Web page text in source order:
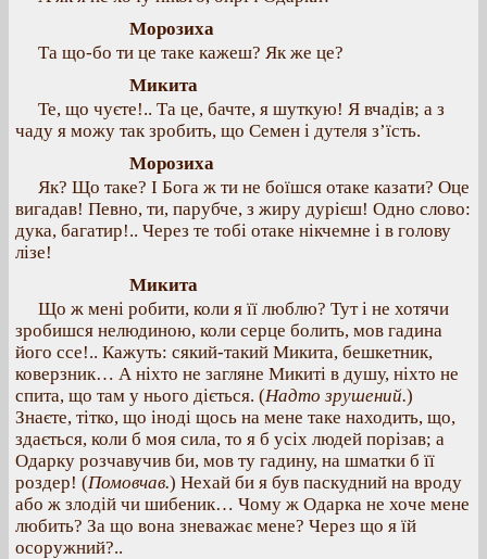
Морозиха
Та що-бо ти це таке кажеш? Як же це?
Микита
Те, що чуєте!.. Та це, бачте, я шуткую! Я вчадів; а з
чаду я можу так зробить, що Семен і дутеля з’їсть.
Морозиха
Як? Що таке? І Бога ж ти не боїшся отаке казати? Оце
вигадав! Певно, ти, парубче, з жиру дурієш! Одно слово:
дука, багатир!.. Через те тобі отаке нікчемне і в голову
лізе!
Микита
Що ж мені робити, коли я її люблю? Тут і не хотячи
зробишся нелюдиною, коли серце болить, мов гадина
його ссе!.. Кажуть: сякий-такий Микита, бешкетник,
коверзник… А ніхто не загляне Микиті в душу, ніхто не
спита, що там у нього діється. (Надто зрушений.)
Знаєте, тітко, що іноді щось на мене таке находить, що,
здається, коли б моя сила, то я б усіх людей порізав; а
Одарку розчавучив би, мов ту гадину, на шматки б її
роздер! (Помовчав.) Нехай би я був паскудний на вроду
або ж злодій чи шибеник… Чому ж Одарка не хоче мене
любить? За що вона зневажає мене? Через що я їй
осоружний?..